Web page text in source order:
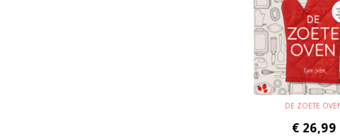
DE ZOETE
€ 26,99